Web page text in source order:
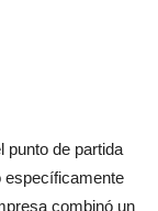
punto de partida
específicamente
combinó un